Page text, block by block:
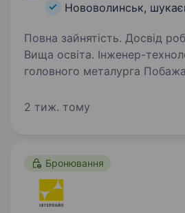
Нововолинськ,
Повна зайнятість. Досвід
Вища освіта. Інженер-технолог відділу
головного металурга
виробництво). Досвід роботи від 5 років
2 тиж. тому
Бронювання